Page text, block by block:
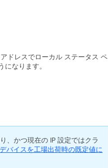
ドレスでローカル ステータス ペ
なります。
、かつ現在の IP 設定ではクラ
バイスを工場出荷時の既定値に